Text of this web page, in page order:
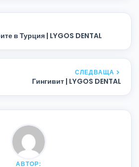
в Турция | LYGOS DENTAL
СЛЕДВАЩА
Гингивит | LYGOS DENTAL
АВТОР: